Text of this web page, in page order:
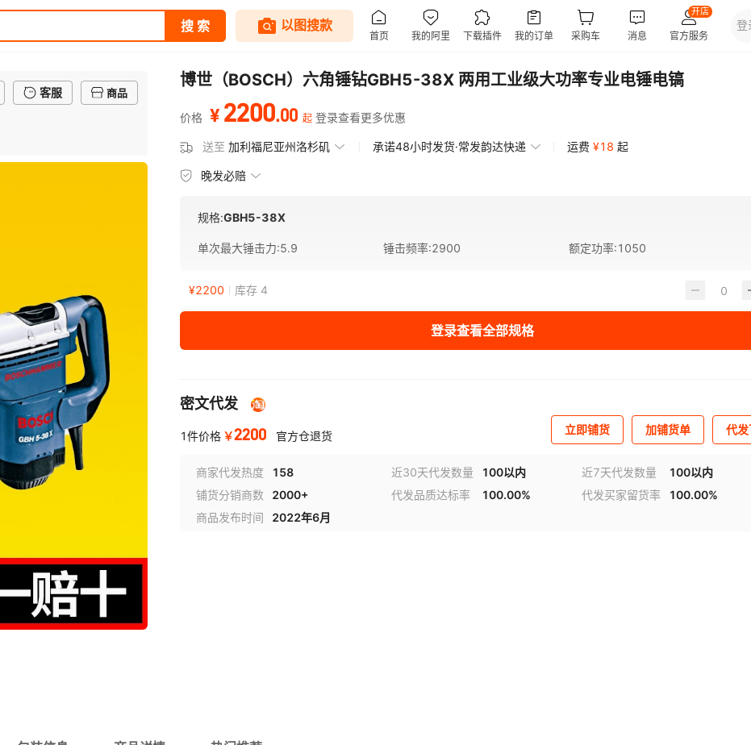
客服
商品
博世（BOSCH）六角锤钻GBH5-38X 两用工业级大功率专业电锤电镐
价格 ¥ 2200.00 起 登录查看更多优惠
送至 加利福尼亚州洛杉矶 承诺48小时发货·常发韵达快递 运费 ¥18 起
晚发必赔
规格:GBH5-38X
单次最大锤击力:5.9 锤击频率:2900 额定功率:1050
¥2200 库存 4
登录查看全部规格
密文代发
1件价格 ￥2200 官方仓退货 立即铺货 加铺货单 代
商家代发热度 158 近30天代发数量 100以内 近7天代发数量
100以内
铺货分销商数
2000+ 代发品质达标率 100.00% 代发买家留货率
100.00%
商品发布时间
2022年6月